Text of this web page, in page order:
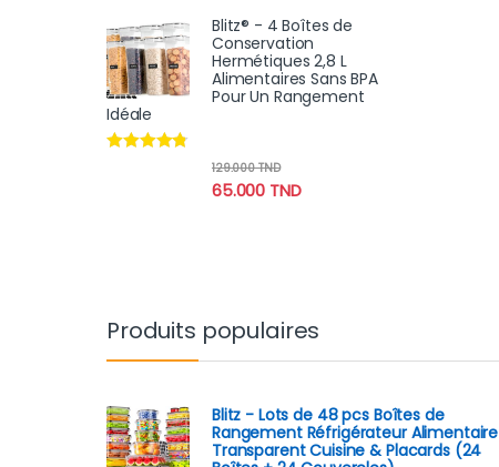
Blitz® - 4 Boîtes de
Conservation
Hermétiques 2,8 L
Alimentaires Sans BPA
Pour Un Rangement
Idéale
65.000 TND
129.000TND
Produits populaires
Blitz - Lots de 48 pcs Boîtes de
Rangement Réfrigérateur Alimentaire
Transparent Cuisine & Placards (24